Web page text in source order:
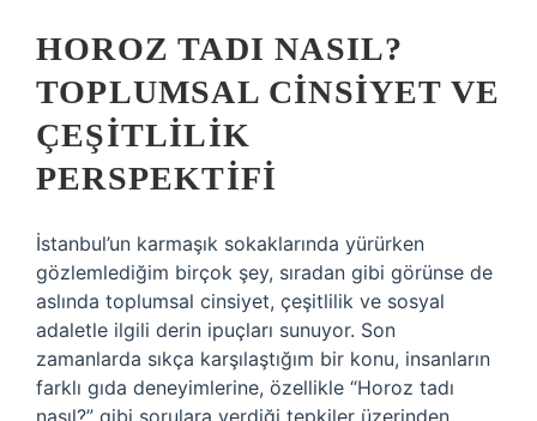
HOROZ TADI NASIL?
TOPLUMSAL CINSIYET VE
ÇEŞITLILIK
PERSPEKTIFI
İstanbul’un karmaşık sokaklarında yürürken
gözlemlediğim birçok şey, sıradan gibi görünse de
aslında toplumsal cinsiyet, çeşitlilik ve sosyal
adaletle ilgili derin ipuçları sunuyor. Son
zamanlarda sıkça karşılaştığım bir konu, insanların
farklı gıda deneyimlerine, özellikle “Horoz tadı
nasıl?” gibi sorulara verdiği tepkiler üzerinden